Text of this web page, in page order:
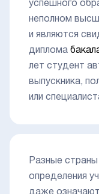
успешного
неполном
и являются
диплома
лет студент
выпускника,
или
Разные
определения